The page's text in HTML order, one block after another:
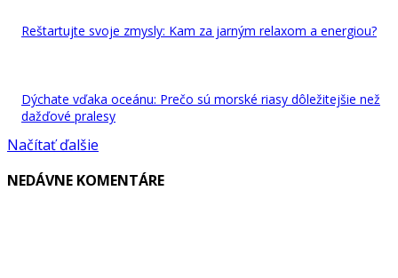
Reštartujte svoje zmysly: Kam za jarným relaxom a energiou?
Dýchate vďaka oceánu: Prečo sú morské riasy dôležitejšie než
dažďové pralesy
Načítať ďalšie
NEDÁVNE KOMENTÁRE